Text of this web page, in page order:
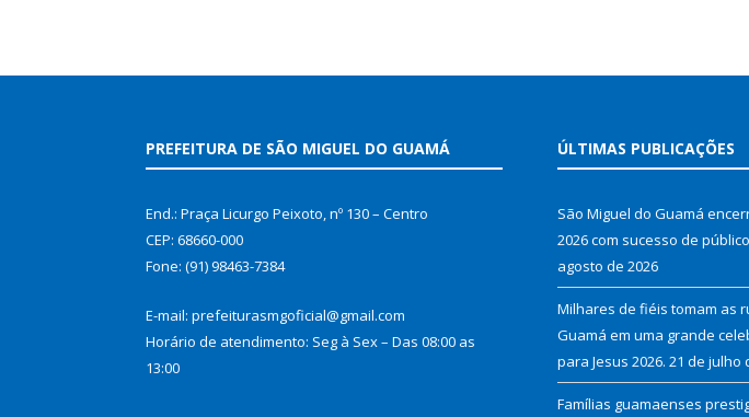
PREFEITURA DE SÃO MIGUEL DO GUAMÁ
End.: Praça Licurgo Peixoto, nº 130 – Centro
CEP: 68660-000
Fone: (91) 98463-7384
E-mail: prefeiturasmgoficial@gmail.com
Horário de atendimento: Seg à Sex – Das 08:00 as
13:00
ÚLTIMAS PUBLICAÇÕES
São Miguel do Guamá
2026 com sucesso de
agosto de 2026
Milhares de fiéis tomam as
Guamá em uma grande
para Jesus 2026. 21 de julho
Famílias guamaenses